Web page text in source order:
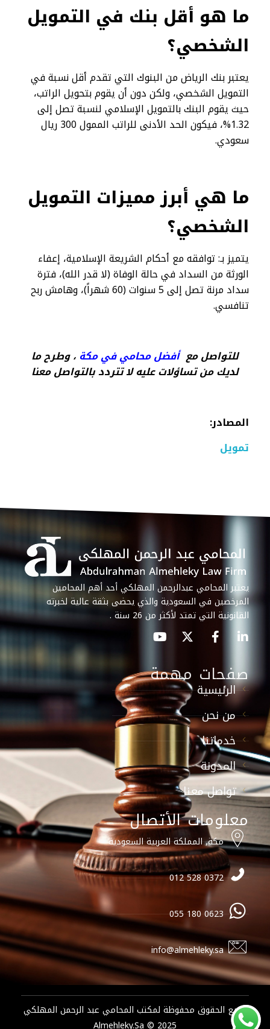
ما هو أقل بنك في التمويل
الشخصي؟
يعتبر بنك الرياض من البنوك التي تقدم أقل نسبة في
التمويل الشخصي، ولكن دون أن يقوم بتحويل الراتب،
حيث يقوم البنك بالتمويل الإسلامي لنسبة تصل إلى
1.32%، فيكون الحد الأدنى للراتب الممول 300 ريال
سعودي.
ما هي أبرز مميزات التمويل
الشخصي؟
يتميز بـ: توافقه مع أحكام الشريعة الإسلامية، إعفاء
الورثة من السداد في حالة الوفاة (لا قدر الله)، فترة
سداد مرنة تصل إلى 5 سنوات (60 شهراً)، وهامش ربح
تنافسي.
للتواصل معأفضل محامي في مكة ، وطرح ما
لديك من تساؤلات عليه لا تتردد بالتواصل معنا
المصادر:
تمويل
يعتبر المحامي عبدالرحمن المهلكي أحد أهم المحامين
المرخصين في السعودية والذي يحضى بثقة عالية لخبرته
القانونية التي تمتد لأكثر من 26 سنة .
صفحات مهمة
الرئيسية
من نحن
خدماتنا
المدونة
تواصل معنا
معلومات الأتصال
مكة, المملكة العربية السعودية
0372 528 012
0623 180 055
info@almehleky.sa
جميع الحقوق محفوظة لمكتب المحامي عبد الرحمن المهلكي
2025 © Almehleky.sa